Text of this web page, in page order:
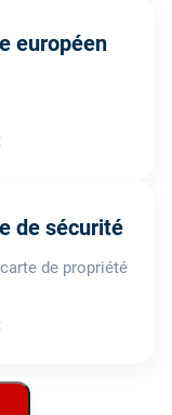
européen
de sécurité
de propriété